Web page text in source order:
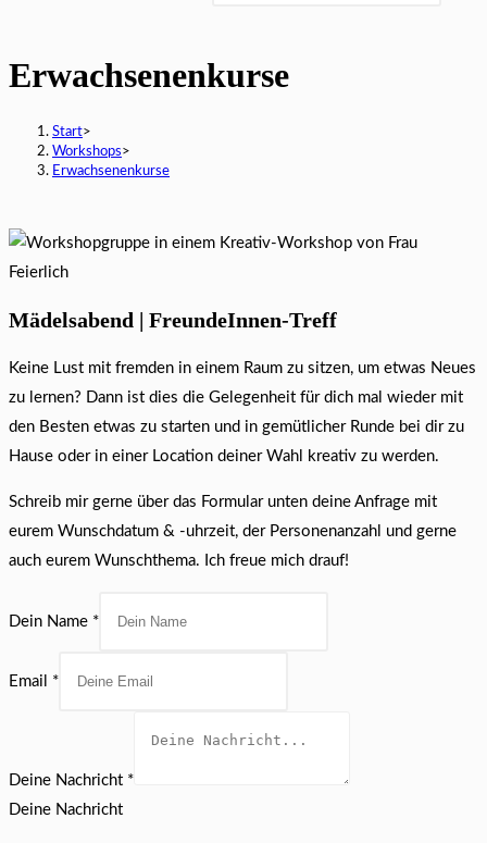
Erwachsenenkurse
Start>
Workshops>
Erwachsenenkurse
Mädelsabend | FreundeInnen-Treff
Keine Lust mit fremden in einem Raum zu sitzen, um etwas Neues
zu lernen? Dann ist dies die Gelegenheit für dich mal wieder mit
den Besten etwas zu starten und in gemütlicher Runde bei dir zu
Hause oder in einer Location deiner Wahl kreativ zu werden.
Schreib mir gerne über das Formular unten deine Anfrage mit
eurem Wunschdatum & -uhrzeit, der Personenanzahl und gerne
auch eurem Wunschthema. Ich freue mich drauf!
Dein Name *
Email *
Dein
Deine Nachricht *
Deine Nachricht